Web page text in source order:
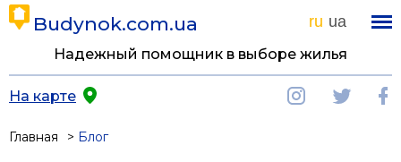
Budynok.com.ua ru ua
Надежный помощник в выборе жилья
На карте
Главная Блог